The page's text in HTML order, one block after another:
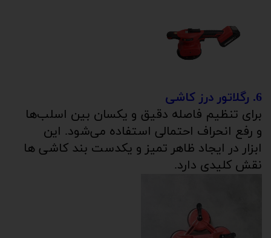
6. رگلاتور درز کاشی
برای تنظیم فاصله دقیق و یکسان بین اسلب‌ها
و رفع انحراف احتمالی استفاده می‌شود. این
ابزار در ایجاد ظاهر تمیز و یکدست بند کاشی ها
نقش کلیدی دارد.